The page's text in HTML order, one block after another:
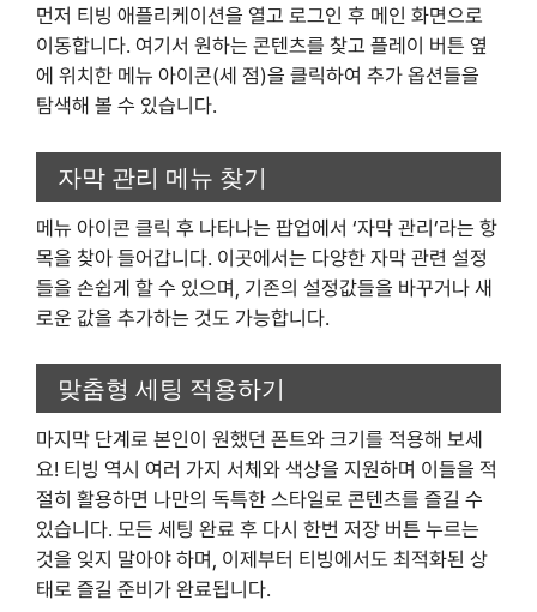
먼저 티빙 애플리케이션을 열고 로그인 후 메인 화면으로
이동합니다. 여기서 원하는 콘텐츠를 찾고 플레이 버튼 옆
에 위치한 메뉴 아이콘(세 점)을 클릭하여 추가 옵션들을
탐색해 볼 수 있습니다.
자막 관리 메뉴 찾기
메뉴 아이콘 클릭 후 나타나는 팝업에서 ‘자막 관리’라는 항
목을 찾아 들어갑니다. 이곳에서는 다양한 자막 관련 설정
들을 손쉽게 할 수 있으며, 기존의 설정값들을 바꾸거나 새
로운 값을 추가하는 것도 가능합니다.
맞춤형 세팅 적용하기
마지막 단계로 본인이 원했던 폰트와 크기를 적용해 보세
요! 티빙 역시 여러 가지 서체와 색상을 지원하며 이들을 적
절히 활용하면 나만의 독특한 스타일로 콘텐츠를 즐길 수
있습니다. 모든 세팅 완료 후 다시 한번 저장 버튼 누르는
것을 잊지 말아야 하며, 이제부터 티빙에서도 최적화된 상
태로 즐길 준비가 완료됩니다.